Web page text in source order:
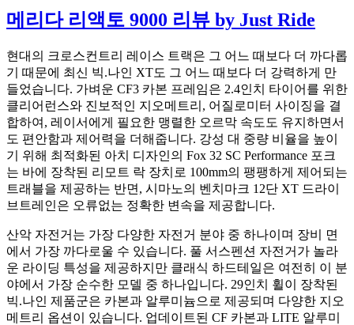
메리다 리액토 9000 리뷰 by Just Ride
현대의 크로스컨트리 레이스 트랙은 그 어느 때보다 더 까다롭
기 때문에 최신 빅.나인 XT도 그 어느 때보다 더 강력하게 만
들었습니다. 가벼운 CF3 카본 프레임은 2.4인치 타이어를 위한
클리어런스와 진보적인 지오메트리, 어질로미터 사이징을 결
합하여, 레이서에게 필요한 맹렬한 오르막 속도도 유지하면서
도 편안함과 제어력을 더해줍니다. 강성 대 중량 비율을 높이
기 위해 최적화된 아치 디자인의 Fox 32 SC Performance 포크
는 바에 장착된 리모트 락 장치로 100mm의 팽팽하게 제어되는
트래블을 제공하는 반면, 시마노의 벤치마크 12단 XT 드라이
브트레인은 오류없는 정확한 변속을 제공합니다.
산악 자전거는 가장 다양한 자전거 분야 중 하나이며 장비 면
에서 가장 까다로울 수 있습니다. 풀 서스펜션 자전거가 놀라
운 라이딩 특성을 제공하지만 클래식 하드테일은 여전히 ​​이 분
야에서 가장 순수한 모델 중 하나입니다. 29인치 휠이 장착된
빅.나인 제품군은 카본과 알루미늄으로 제공되며 다양한 지오
메트리 옵션이 있습니다. 업데이트된 CF 카본과 LITE 알루미